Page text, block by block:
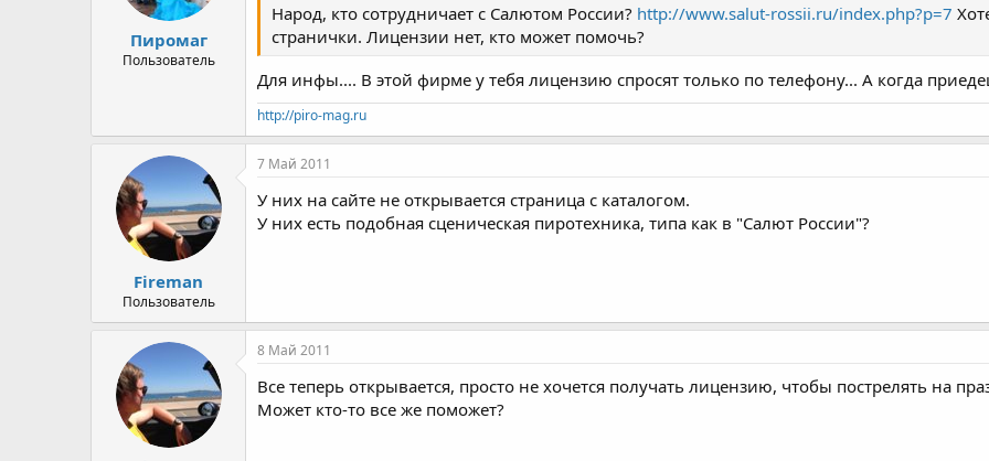
Пиромаг
Пользователь
Народ, кто сотрудничает с Салютом России? http://www.salut-rossii.ru/index.php?p=7
странички. Лицензии нет, кто может помочь?
Для инфы.... В этой фирме у тебя лицензию спросят только по телефону... А когда
http://piro-mag.ru
Fireman
Пользователь
7 Май 2011
У них на сайте не открывается страница с каталогом.
У них есть подобная сценическая пиротехника, типа как в "Салют России"?
8 Май 2011
Все теперь открывается, просто не хочется получать лицензию, чтобы пострелять на
Может кто-то все же поможет?